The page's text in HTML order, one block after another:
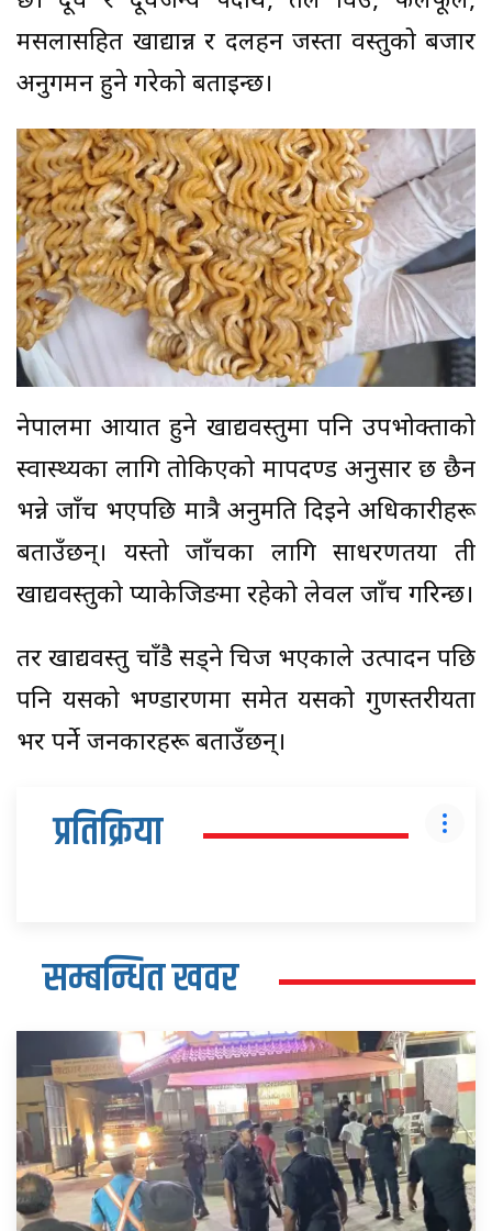
मसलासहित खाद्यान्न र दलहन जस्ता वस्तुको बजार
अनुगमन हुने गरेको बताइन्छ।
नेपालमा आयात हुने खाद्यवस्तुमा पनि उपभोक्ताको
स्वास्थ्यका लागि तोकिएको मापदण्ड अनुसार छ छैन
भन्ने जाँच भएपछि मात्रै अनुमति दिइने अधिकारीहरू
बताउँछन्। यस्तो जाँचका लागि साधरणतया ती
खाद्यवस्तुको प्याकेजिङमा रहेको लेवल जाँच गरिन्छ।
तर खाद्यवस्तु चाँडै सड्ने चिज भएकाले उत्पादन पछि
पनि यसको भण्डारणमा समेत यसको गुणस्तरीयता
भर पर्ने जनकारहरू बताउँछन्।
प्रतिक्रिया
सम्बन्धित खवर